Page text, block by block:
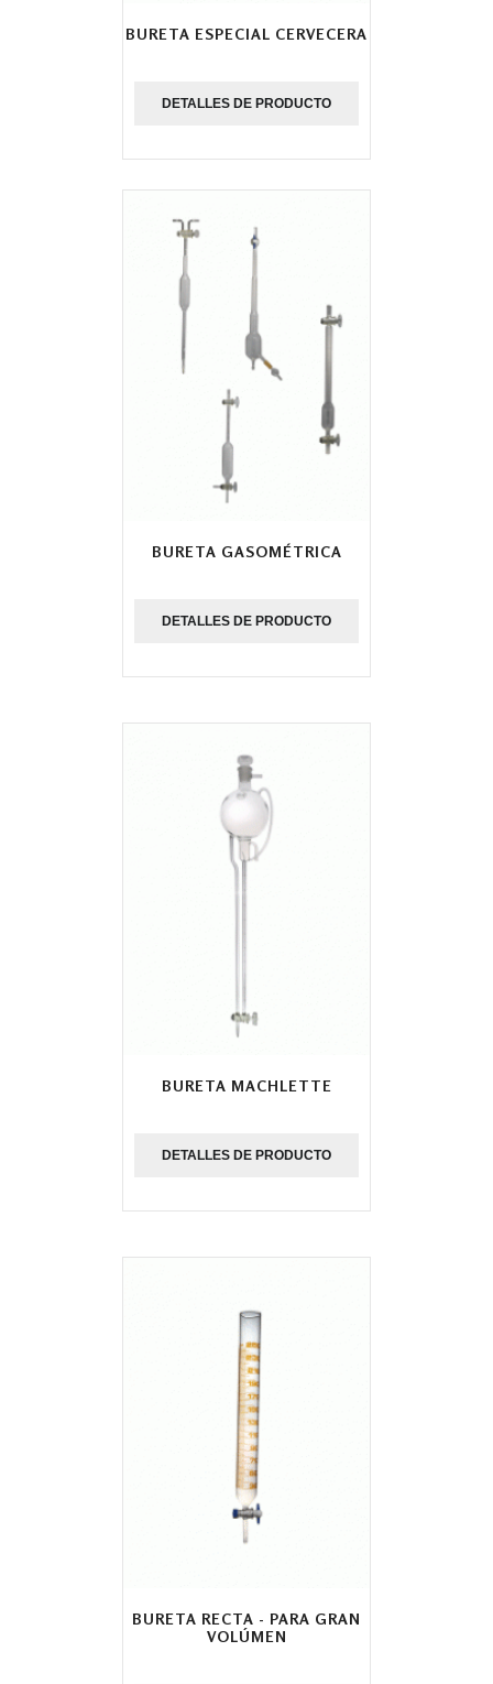
BURETA ESPECIAL CERVECERA
DETALLES DE PRODUCTO
BURETA GASOMÉTRICA
DETALLES DE PRODUCTO
BURETA MACHLETTE
DETALLES DE PRODUCTO
BURETA RECTA - PARA GRAN
VOLÚMEN